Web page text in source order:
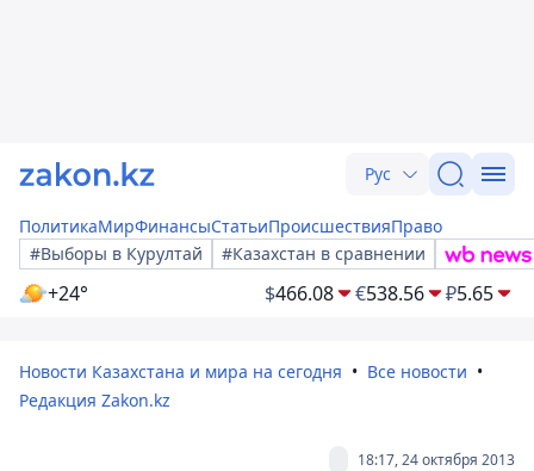
Рус
ПолитикаМирФинансыСтатьиПроисшествияПраво
#Выборы в Курултай
#Казахстан в сравнении
+24° $466.08 €538.56 ₽5.65
Новости Казахстана и мира на сегодня
Все новости
Редакция Zakon.kz
18:17, 24 октября 2013